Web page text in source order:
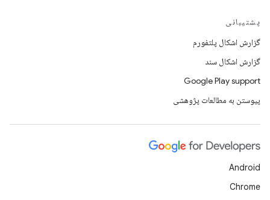
پشتیبانی
گزارش اشکال پلتفورم
گزارش اشکال سند
Google Play support
پیوستن به مطالعات پژوهشی
Android
Chrome